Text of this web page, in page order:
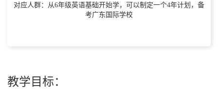
对应人群：从6年级英语基础开始学，可以制定一个4年计划，备
考广东国际学校
教学目标：